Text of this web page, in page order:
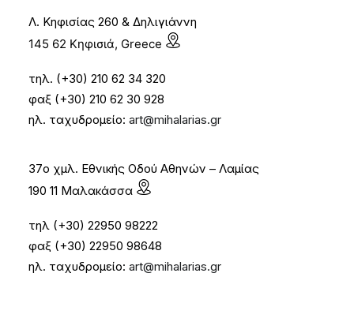
Λ. Κηφισίας 260 & Δηλιγιάννη
145 62 Κηφισιά, Greece
τηλ. (+30) 210 62 34 320
φαξ (+30) 210 62 30 928
ηλ. ταχυδρομείο: art@mihalarias.gr
37ο χμλ. Εθνικής Οδού Αθηνών – Λαμίας
190 11 Μαλακάσσα
τηλ (+30) 22950 98222
φαξ (+30) 22950 98648
ηλ. ταχυδρομείο: art@mihalarias.gr